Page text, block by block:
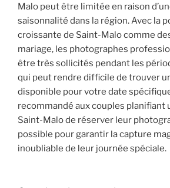
Malo peut être limitée en raison
saisonnalité dans la région. Avec la
croissante de Saint-Malo comme
mariage, les photographes
être très sollicités pendant les
qui peut rendre difficile de trouver
disponible pour votre date
recommandé aux couples planifiant
Saint-Malo de réserver leur
possible pour garantir la capture
inoubliable de leur journée spéciale.